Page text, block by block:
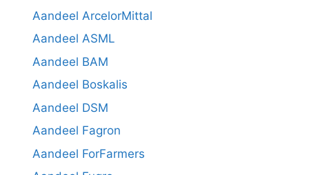
Aandeel ArcelorMittal
Aandeel ASML
Aandeel BAM
Aandeel Boskalis
Aandeel DSM
Aandeel Fagron
Aandeel ForFarmers